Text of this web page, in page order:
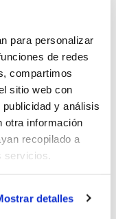
para personalizar
de redes
compartimos
sitio web con
y análisis
otra información
recopilado a
servicios.
detalles
Nou Bàsquet
de sus equipos
comunicación.
del
Carrasco ; y el
Raúl Blanco.
total de 16